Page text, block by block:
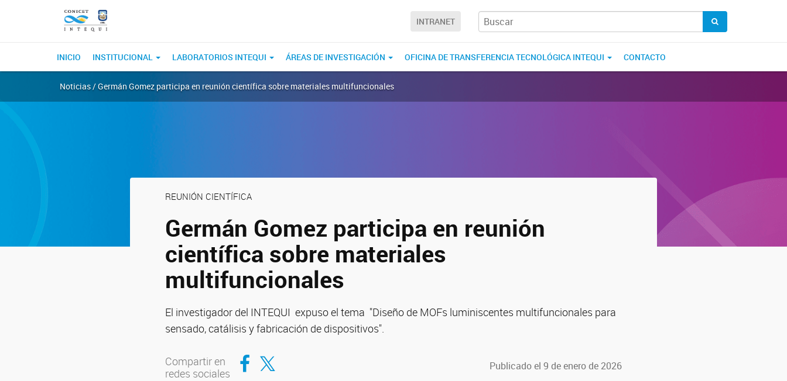
INTRANET
INICIO INSTITUCIONAL LABORATORIOS INTEQUI ÁREAS DE INVESTIGACIÓN OFICINA DE TRANSFERENCIA TECNOLÓGICA INTEQUI CONTACTO
Noticias / Germán Gomez participa en reunión científica sobre materiales multifuncionales
REUNIÓN CIENTÍFICA
Germán Gomez participa en reunión
científica sobre materiales
multifuncionales
El investigador del INTEQUI expuso el tema "Diseño de MOFs luminiscentes multifuncionales para
sensado, catálisis y fabricación de dispositivos".
Compartir en
redes sociales
Compartir en Facebook
Compartir en Twitter Publicado el 9 de enero de 2026